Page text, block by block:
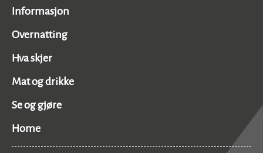
Informasjon
Overnatting
Hva skjer
Mat og drikke
Se og gjøre
Home